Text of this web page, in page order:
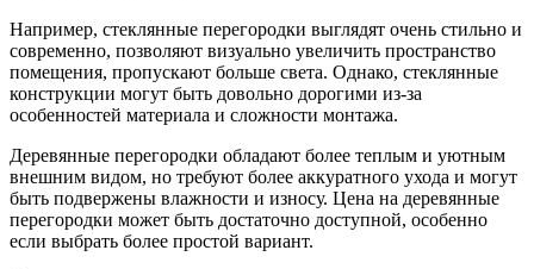
Например, стеклянные перегородки выглядят очень стильно и
современно, позволяют визуально увеличить пространство
помещения, пропускают больше света. Однако, стеклянные
конструкции могут быть довольно дорогими из-за
особенностей материала и сложности монтажа.
Деревянные перегородки обладают более теплым и уютным
внешним видом, но требуют более аккуратного ухода и могут
быть подвержены влажности и износу. Цена на деревянные
перегородки может быть достаточно доступной, особенно
если выбрать более простой вариант.